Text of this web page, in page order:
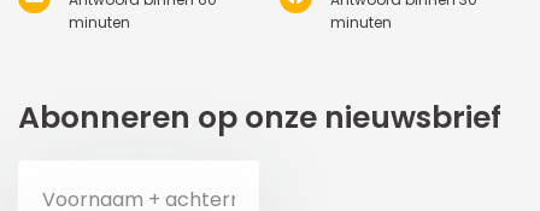
minuten
minuten
Abonneren op onze nieuwsbrief